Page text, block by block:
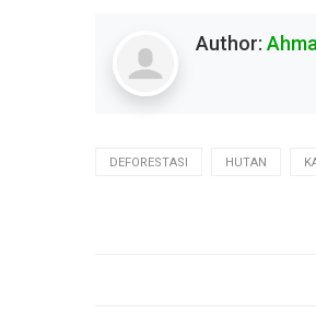
Author:
DEFORESTASI HUTAN